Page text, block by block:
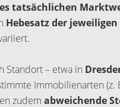
tatsächlichen
Hebesatz der
Standort – etwa in
Immobilienarten (z.
zudem abweichende